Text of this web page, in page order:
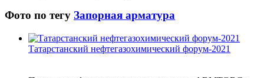
Фото по тегу Запорная арматура
Татарстанский нефтегазохимический форум-2021